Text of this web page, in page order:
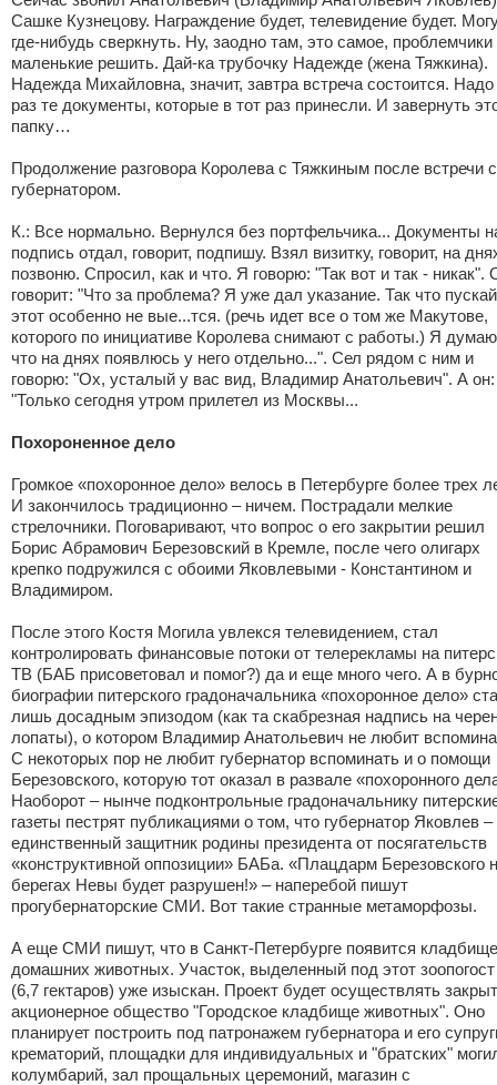
Сашке Кузнецову. Награждение будет, телевидение будет.
где-нибудь сверкнуть. Ну, заодно там, это самое, проблемчики
маленькие решить. Дай-ка трубочку Надежде (жена Тяжкина).
Надежда Михайловна, значит, завтра встреча состоится. Надо
раз те документы, которые в тот раз принесли. И завернуть
папку…
Продолжение разговора Королева с Тяжкиным после встречи с
губернатором.
К.: Все нормально. Вернулся без портфельчика... Документы
подпись отдал, говорит, подпишу. Взял визитку, говорит, на
позвоню. Спросил, как и что. Я говорю: "Так вот и так - никак".
говорит: "Что за проблема? Я уже дал указание. Так что пускай
этот особенно не вые...тся. (речь идет все о том же Макутове,
которого по инициативе Королева снимают с работы.) Я
что на днях появлюсь у него отдельно...". Сел рядом с ним и
говорю: "Ох, усталый у вас вид, Владимир Анатольевич". А он:
"Только сегодня утром прилетел из Москвы...
Похороненное дело
Громкое «похоронное дело» велось в Петербурге более трех
И закончилось традиционно – ничем. Пострадали мелкие
стрелочники. Поговаривают, что вопрос о его закрытии решил
Борис Абрамович Березовский в Кремле, после чего олигарх
крепко подружился с обоими Яковлевыми - Константином и
Владимиром.
После этого Костя Могила увлекся телевидением, стал
контролировать финансовые потоки от телерекламы на
ТВ (БАБ присоветовал и помог?) да и еще много чего. А в
биографии питерского градоначальника «похоронное дело»
лишь досадным эпизодом (как та скабрезная надпись на
лопаты), о котором Владимир Анатольевич не любит
С некоторых пор не любит губернатор вспоминать и о помощи
Березовского, которую тот оказал в развале «похоронного
Наоборот – нынче подконтрольные градоначальнику
газеты пестрят публикациями о том, что губернатор Яковлев –
единственный защитник родины президента от посягательств
«конструктивной оппозиции» БАБа. «Плацдарм Березовского
берегах Невы будет разрушен!» – наперебой пишут
прогубернаторские СМИ. Вот такие странные метаморфозы.
А еще СМИ пишут, что в Санкт-Петербурге появится кладбище
домашних животных. Участок, выделенный под этот зоопогост
(6,7 гектаров) уже изыскан. Проект будет осуществлять
акционерное общество "Городское кладбище животных". Оно
планирует построить под патронажем губернатора и его
крематорий, площадки для индивидуальных и "братских"
колумбарий, зал прощальных церемоний, магазин с